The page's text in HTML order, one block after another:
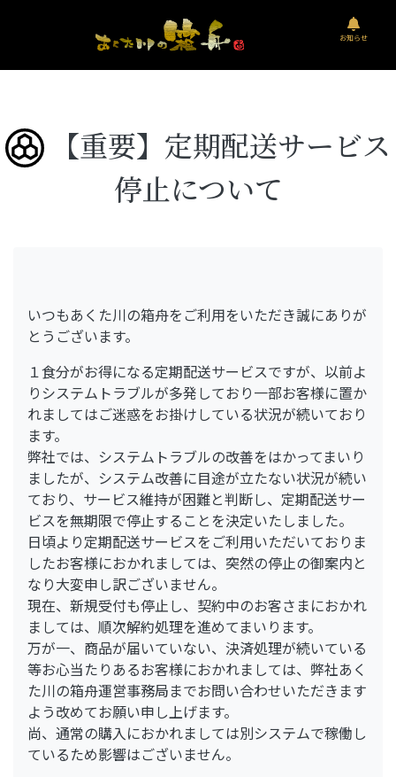
お知らせ
【重要】定期配送サービス
停止について
いつもあくた川の箱舟をご利用をいただき誠にありが
とうございます。
１食分がお得になる定期配送サービスですが、以前よ
りシステムトラブルが多発しており一部お客様に置か
れましてはご迷惑をお掛けしている状況が続いており
ます。
弊社では、システムトラブルの改善をはかってまいり
ましたが、システム改善に目途が立たない状況が続い
ており、サービス維持が困難と判断し、定期配送サー
ビスを無期限で停止することを決定いたしました。
日頃より定期配送サービスをご利用いただいておりま
したお客様におかれましては、突然の停止の御案内と
なり大変申し訳ございません。
現在、新規受付も停止し、契約中のお客さまにおかれ
ましては、順次解約処理を進めてまいります。
万が一、商品が届いていない、決済処理が続いている
等お心当たりあるお客様におかれましては、弊社あく
た川の箱舟運営事務局までお問い合わせいただきます
よう改めてお願い申し上げます。
尚、通常の購入におかれましては別システムで稼働し
ているため影響はございません。